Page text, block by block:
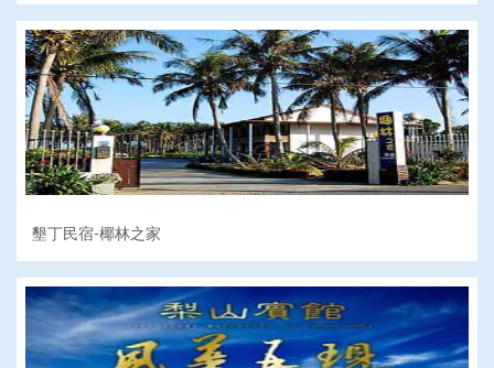
墾丁民宿-椰林之家